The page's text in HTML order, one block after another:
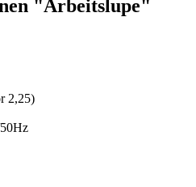
"Arbeitslupe"
2,25)